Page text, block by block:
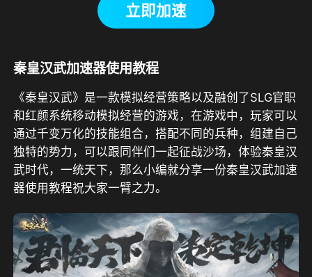
立即加速
秦皇汉武加速器使用教程
《秦皇汉武》是一款模拟经营策略以及融创了SLG官职
和红颜系统移动模拟经营的游戏，在游戏中，玩家可以
通过千变万化的技能组合，搭配不同的兵种，组建自己
独特的势力，可以跟同伴们一起征战沙场，体验秦皇汉
武时代，一统天下，那么小编就分享一份秦皇汉武加速
器使用教程祝大家一臂之力。